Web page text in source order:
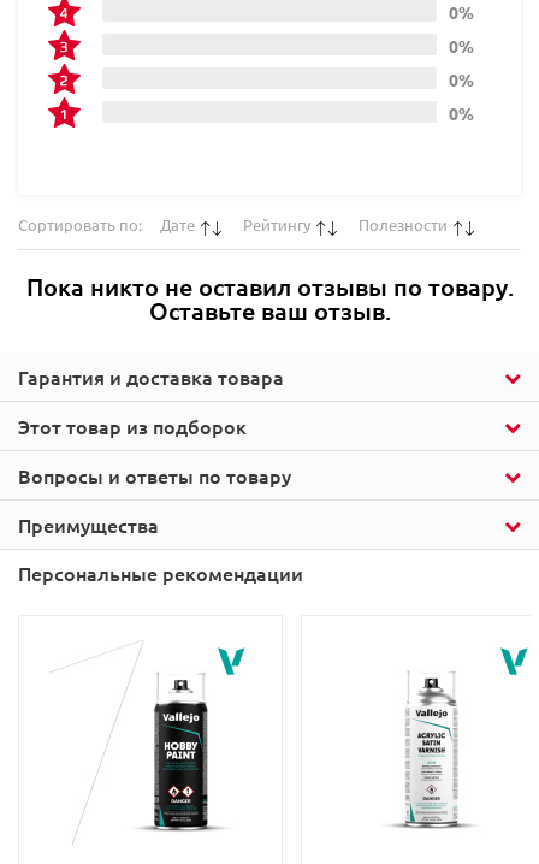
Этот товар из подборок
Гарантия и доставка товара
0%
0%
0%
0%
Сортировать по: Дате Рейтингу Полезности
Пока никто не оставил отзывы по товару.
Оставьте ваш отзыв.
Вопросы и ответы по товару
Преимущества
Персональные рекомендации